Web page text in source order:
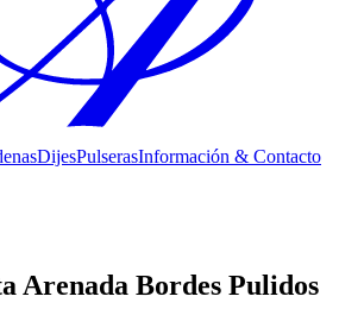
DijesPulserasInformación & Contacto
Arenada Bordes Pulidos